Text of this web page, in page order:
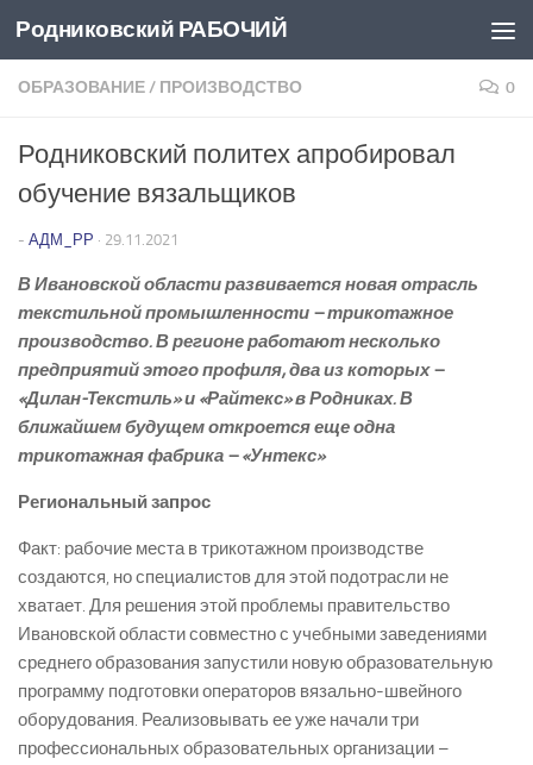
Перейти к содержимому
Родниковский РАБОЧИЙ
ОБРАЗОВАНИЕ/ ПРОИЗВОДСТВО 0
Родниковский политех апробировал
обучение вязальщиков
- АДМ_РР · 29.11.2021
В Ивановской области развивается новая отрасль
текстильной промышленности – трикотажное
производство. В регионе работают несколько
предприятий этого профиля, два из которых –
«Дилан-­Текстиль» и «Райтекс» в Родниках. В
ближайшем будущем откроется еще одна
трикотажная фабрика – «Унтекс»
Региональный запрос
Факт: рабочие места в трикотажном производстве
создаются, но специалистов для этой подотрасли не
хватает. Для решения этой проблемы правительство
Ивановской области совместно с учебными заведениями
среднего образования запустили новую образовательную
программу подготовки операторов вязально-­швейного
оборудования. Реализовывать ее уже начали три
профессиональных образовательных организации –